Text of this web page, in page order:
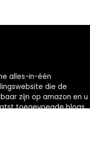
alles-in-één
die de
zijn op amazon en u
toegevoegde blogs.